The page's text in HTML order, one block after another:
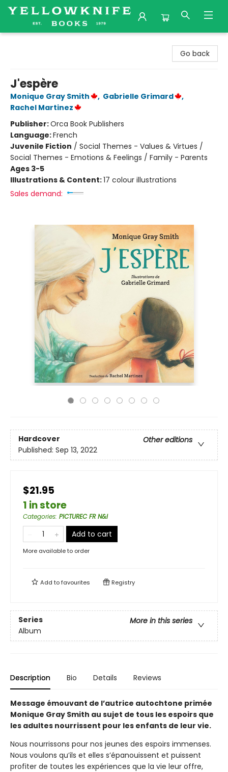
Go back
J'espère
Monique Gray Smith , Gabrielle Grimard
,
Rachel Martinez
Publisher:Orca Book Publishers
Language:French
Juvenile Fiction / Social Themes - Values & Virtues /
Social Themes - Emotions & Feelings / Family - Parents
Ages 3-5
Illustrations & Content:17 colour illustrations
Sales demand:
Hardcover
Other editions
Published: Sep 13, 2022
$21.95
1 in store
Categories: PICTUREC FR N&I
Add to cart
More available to order
Add tofavourites Registry
Series
More in this series
Album
Description Bio Details Reviews
Message émouvant de l’autrice autochtone primée
Monique Gray Smith au sujet de tous les espoirs que
les adultes nourrissent pour les enfants de leur vie.
Nous nourrissons pour nos jeunes des espoirs immenses.
Nous voulons qu’ils et elles s’épanouissent et puissent
profiter de toutes les expériences que la vie leur offre,